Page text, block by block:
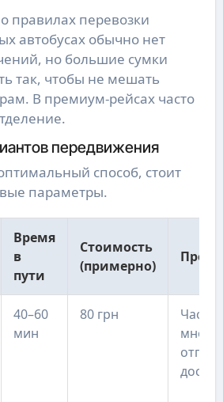
правилах перевозки
автобусах обычно нет
но большие сумки
так, чтобы не мешать
В премиум-рейсах часто
передвижения
способ, стоит
параметры.
Время
в
пути
Стоимость
(примерно)
40–60
мин
80 грн
много